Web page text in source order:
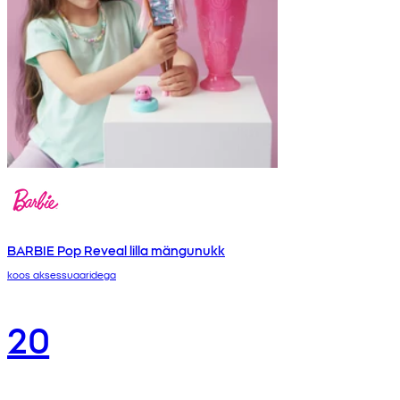
BARBIE Pop Reveal lilla mängunukk
koos aksessuaaridega
20